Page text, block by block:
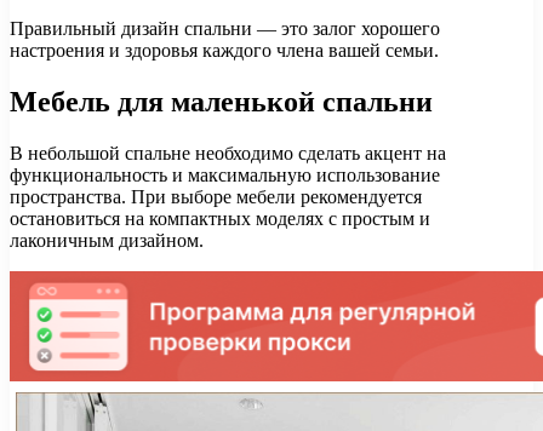
Правильный дизайн спальни — это залог хорошего
настроения и здоровья каждого члена вашей семьи.
Мебель для маленькой спальни
В небольшой спальне необходимо сделать акцент на
функциональность и максимальную использование
пространства. При выборе мебели рекомендуется
остановиться на компактных моделях с простым и
лаконичным дизайном.